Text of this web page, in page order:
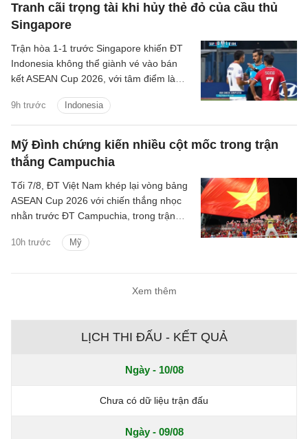
Tranh cãi trọng tài khi hủy thẻ đỏ của cầu thủ
Singapore
9h trước Indonesia
Trận hòa 1-1 trước Singapore khiến ĐT
Indonesia không thể giành vé vào bán
kết ASEAN Cup 2026, với tâm điểm là
Salim.
Mỹ Đình chứng kiến nhiều cột mốc trong trận
thắng Campuchia
10h trước Mỹ
Tối 7/8, ĐT Việt Nam khép lại vòng bảng
ASEAN Cup 2026 với chiến thắng nhọc
nhằn trước ĐT Campuchia, trong trận
Xem thêm
LỊCH THI ĐẤU - KẾT QUẢ
Ngày - 10/08
Chưa có dữ liệu trận đấu
Ngày - 09/08